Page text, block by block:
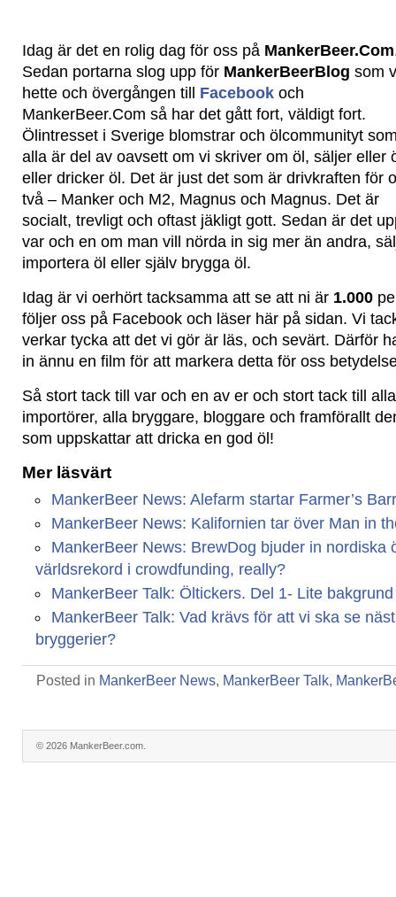
Idag är det en rolig dag för oss på MankerBeer.Com
Sedan portarna slog upp för MankerBeerBlog som
hette och övergången till Facebook och
MankerBeer.Com så har det gått fort, väldigt fort.
Ölintresset i Sverige blomstrar och ölcommunityt
alla är del av oavsett om vi skriver om öl, säljer eller
eller dricker öl. Det är just det som är drivkraften för
två – Manker och M2, Magnus och Magnus. Det är
socialt, trevligt och oftast jäkligt gott. Sedan är det
var och en om man vill nörda in sig mer än andra,
importera öl eller själv brygga öl.
Idag är vi oerhört tacksamma att se att ni är 1.000
följer oss på Facebook och läser här på sidan. Vi
verkar tycka att det vi gör är läs, och sevärt. Därför
in ännu en film för att markera detta för oss
Så stort tack till var och en av er och stort tack till
importörer, alla bryggare, bloggare och framförallt
som uppskattar att dricka en god öl!
Mer läsvärt
MankerBeer News: Alefarm startar Farmer’s
MankerBeer News: Kalifornien tar över Man in
MankerBeer News: BrewDog bjuder in nordiska
världsrekord i crowdfunding, really?
MankerBeer Talk: Öltickers. Del 1- Lite bakgrund
MankerBeer Talk: Vad krävs för att vi ska se
bryggerier?
Posted in MankerBeer News, MankerBeer Talk,
© 2026 MankerBeer.com.